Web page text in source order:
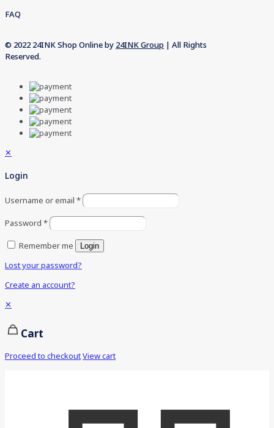
FAQ
© 2022 24INK Shop Online by 24INK Group | All Rights
Reserved.
✕
Login
Username or email *
Password *
Remember me
Login
Lost your password?
Create an account?
✕
Cart
Proceed to checkoutView cart